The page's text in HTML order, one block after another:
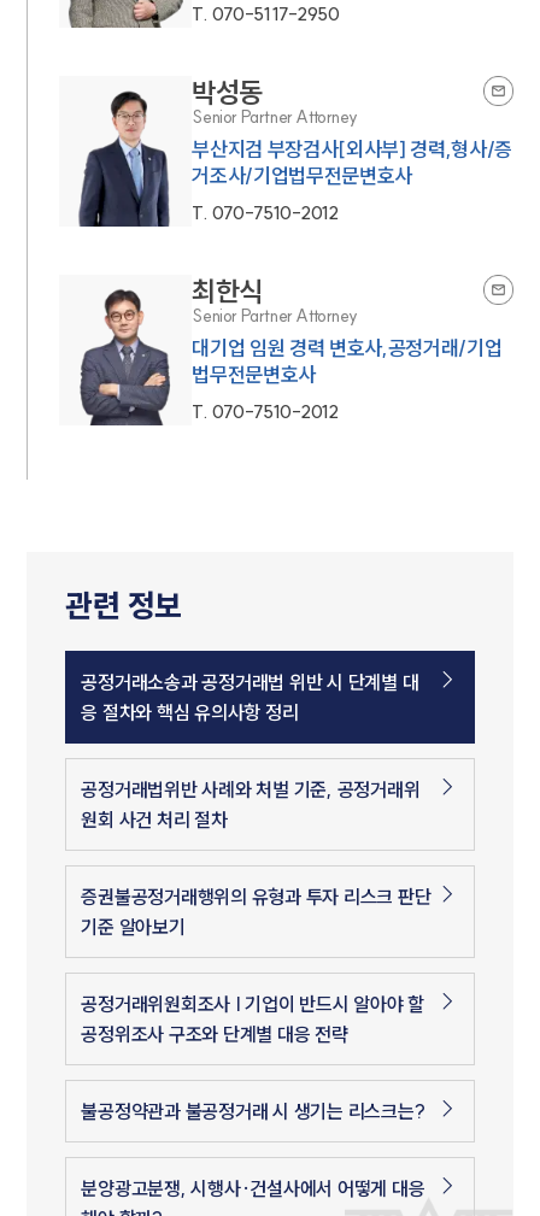
T. 070-5117-2950
박성동
Senior Partner Attorney
부산지검 부장검사[외사부] 경력,형사/증
거조사/기업법무전문변호사
T. 070-7510-2012
최한식
Senior Partner Attorney
대기업 임원 경력 변호사,공정거래/기업
법무전문변호사
T. 070-7510-2012
관련 정보
공정거래소송과 공정거래법 위반 시 단계별 대
응 절차와 핵심 유의사항 정리
공정거래법위반 사례와 처벌 기준, 공정거래위
원회 사건 처리 절차
증권불공정거래행위의 유형과 투자 리스크 판단
기준 알아보기
공정거래위원회조사 | 기업이 반드시 알아야 할
공정위조사 구조와 단계별 대응 전략
불공정약관과 불공정거래 시 생기는 리스크는?
분양광고분쟁, 시행사·건설사에서 어떻게 대응